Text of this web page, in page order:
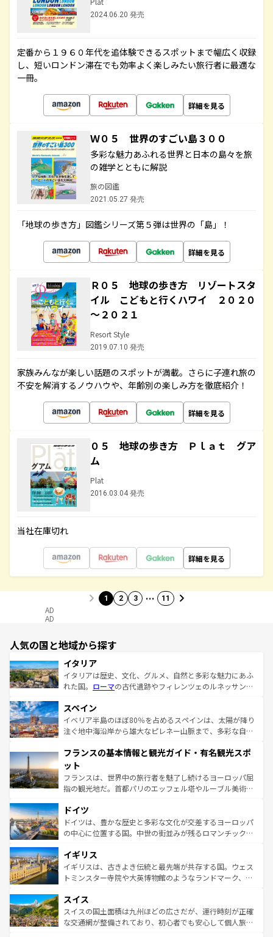
2024.06.20 発売
定番から１９６０年代を追体験できるスポットまで幅広く収録
し、短いロンドン滞在でも効率よく楽しみたい旅行者に最適な
一冊。
詳細を見る
Ｗ０５ 世界のすごい島３００
多彩な魅力あふれる世界と日本の島々を旅
の雑学とともに解説
旅の図鑑
2021.05.27 発売
「地球の歩き方」図鑑シリーズ第５弾は世界の「島」！
詳細を見る
Ｒ０５ 地球の歩き方 リゾートスタ
イル こどもと行くハワイ ２０２０
～２０２１
Resort Style
2019.07.10 発売
家族みんなが楽しい話題のスポットが満載。さらに子連れ旅の
不安を解消するノウハウや、年齢別の楽しみ方を徹底紹介！
詳細を見る
０５ 地球の歩き方 Ｐｌａｔ グア
ム
Plat
2016.03.04 発売
当社在庫切れ
詳細を見る
1 2 3 … 11
AD
AD
人気の国と地域から探す
イタリア
イタリアは歴史、文化、グルメ、自然と多彩な魅力にあふ
れた国。 ローマの古代遺跡やフィレンツェのルネッサンス
ろん、トスカーナの美しい田園風景やアマルフィ海岸の絶
景など、自然景観も見逃せない。観光の合間には、本場の
ピザやパスタなど、絶品のイタリア料理を堪能することも
ませてくれるイタリアで、忘れられない旅をしてみよう！
なお、新着のイタリア情報は
しい。
スペイン
イベリア半島のほぼ80％を占めるスペインは、太陽が降り
注ぐ地中海沿岸から雄大なピレネー山脈まで、多彩な自然
文化が根付くこの国では、情熱的なフラメンコ、熱気あふ
れる闘牛、そして美味しいタパスが生活の一部となってい
る。首都マドリードの洗練された雰囲気や、バルセロナの
アートに溢れた街角から、地方では古代ローマ遺跡や中世
せる。地方によって風土や気候が異なるスペインはその個
性で訪れる人を魅了する。 なお、新着のスペイン情報は コ
ンテンツ一覧を参照してほしい。
フランスの基本情報と観光ガイド・有名観光スポ
ット
フランスは、世界中の旅行者を魅了し続けるヨーロッパ屈
指の観光地だ。首都パリのエッフェル塔やルーブル美術館
で、幅広い魅力が詰まっている。華麗な宮殿、歴史的な大
聖堂、美しいビーチ、そして豊かな自然が、訪れる者を心
から魅了する。また、フランスは美食の国としても知ら
いる。シャンパンの発祥地であるランス、プロヴァンスの
香り高いラベンダー畑など、多彩な楽しみ方が可能だ。さ
らに、パリ以外の地域にも魅力が溢れており、どの街角に
れる地方に足を運ぶとそれぞれで全く異なる文化を体験で
きるだろう。 なお、新着のフランス情報はコンテンツ一覧
を参照してほしい。
ドイツ
ドイツは、豊かな歴史と多彩な文化が交差するヨーロッパ
の中心に位置する国。中世の街並みが残るロマンチック街
顔を持つこの国は、どこを歩いても飽きることがない。ベ
ルリンの文化的活気、バイエルン州のアルプスの絶景、そ
してライン川沿いのワイン畑といった風景は必見。ビール
は、お酒好きな人にはぜひ体験してほしい。 なお、新着の
ドイツ情報はコンテンツ一覧を参照してほしい。
イギリス
イギリスは、古きよき伝統と最先端が共存する国。ウェス
トミンスター寺院や大英博物館のようなランドマーク、歴
リアごとに異なる魅力がある。また、優雅なアフタヌーン
ティー、ビール好きにはたまらない英国パブ、サッカー観
戦など、本場だからこそできる体験も豊富。イギリスを旅
スイス
スイスの国土面積は九州ほどの広さだが、運行時刻が正確
な交通網が整備されており、初心者でも安心して個人旅行